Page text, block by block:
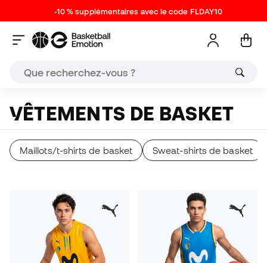
-10 % supplémentaires avec le code FLDAY10
VÊTEMENTS DE BASKET
Maillots/t-shirts de basket Sweat-shirts de basket